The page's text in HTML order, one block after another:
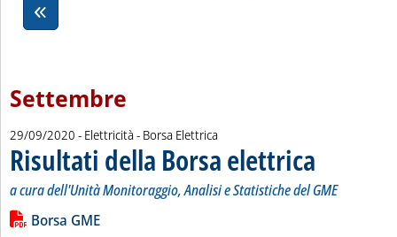
Settembre
29/09/2020 - Elettricità - Borsa Elettrica
Risultati della Borsa elettrica
a cura dell'Unità Monitoraggio, Analisi e Statistiche del GME
Leggi tutta la notizia: 'Risultati della Borsa elettrica'
Lista allegati PDF alla notizia
Borsa GME